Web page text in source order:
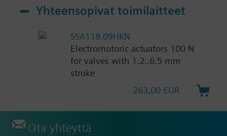
Yhteensopivat toimilaitteet
SSA118.09HKN
Electromotoric actuators 100 N
for valves with 1.2..6.5 mm
stroke
263,00 EUR
Ota yhteyttä